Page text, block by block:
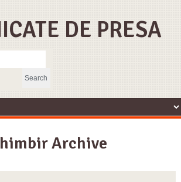
DE PRESA
Archive